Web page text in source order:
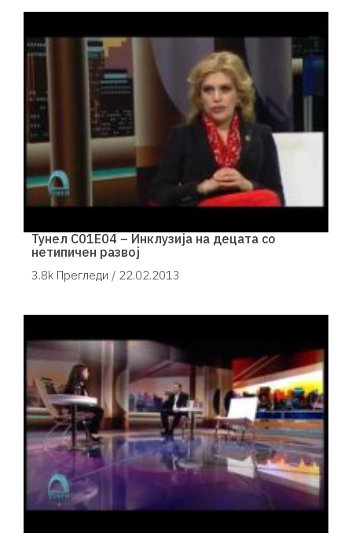
Тунел С01Е04 – Инклузија на децата со
нетипичен развој
3.8k Прегледи / 22.02.2013